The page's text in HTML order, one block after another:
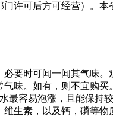
许可后方可经营）。
要时可闻一闻其气味
味。如有，则不宜购买。
最容易泡涨，且能保持
生素，以及钙，磷等